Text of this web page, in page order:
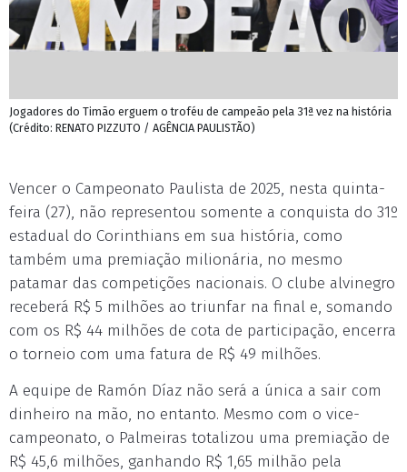
Jogadores do Timão erguem o troféu de campeão pela 31ª vez na história
(Crédito: RENATO PIZZUTO / AGÊNCIA PAULISTÃO)
Vencer o Campeonato Paulista de 2025, nesta quinta-
feira (27), não representou somente a conquista do 31º
estadual do Corinthians em sua história, como
também uma premiação milionária, no mesmo
patamar das competições nacionais. O clube alvinegro
receberá R$ 5 milhões ao triunfar na final e, somando
com os R$ 44 milhões de cota de participação, encerra
o torneio com uma fatura de R$ 49 milhões.
A equipe de Ramón Díaz não será a única a sair com
dinheiro na mão, no entanto. Mesmo com o vice-
campeonato, o Palmeiras totalizou uma premiação de
R$ 45,6 milhões, ganhando R$ 1,65 milhão pela